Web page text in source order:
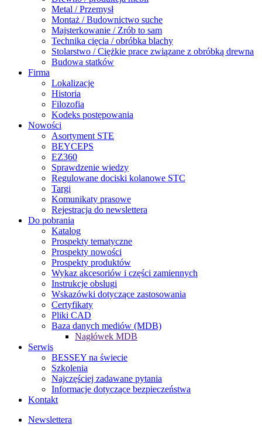
Metal / Przemysł
Montaż / Budownictwo suche
Majsterkowanie / Zrób to sam
Technika cięcia / obróbka blachy
Stolarstwo / Ciężkie prace związane z obróbką drewna
Budowa statków
Firma
Lokalizacje
Historia
Filozofia
Kodeks postępowania
Nowości
Asortyment STE
BEYCEPS
EZ360
Sprawdzenie wiedzy
Regulowane dociski kolanowe STC
Targi
Komunikaty prasowe
Rejestracja do newslettera
Do pobrania
Katalog
Prospekty tematyczne
Prospekty nowości
Prospekty produktów
Wykaz akcesoriów i części zamiennych
Instrukcje obslugi
Wskazówki dotyczące zastosowania
Certyfikaty
Pliki CAD
Baza danych mediów (MDB)
Nagłówek MDB
Serwis
BESSEY na świecie
Szkolenia
Najczęściej zadawane pytania
Informacje dotyczące bezpieczeństwa
Kontakt
Newslettera